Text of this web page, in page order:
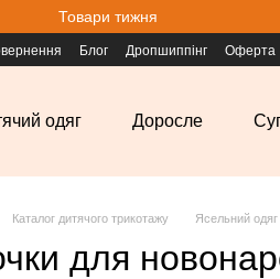
Товари тижня
Блог Дропшиппінг Оферта
одяг Доросле
Каталог дитячого трикотажу Ясельний одяг
для